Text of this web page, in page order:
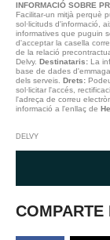
INFORMACIÓ SOBRE
Facilitar-un mitjà perquè
sol·licituds d'informació,
informatives que puguin
d'acceptar la casella
de la relació
Delvy. Destinataris: La
base de dades
dels serveis. Drets:
sol·licitar l'accés,
l'adreça de correu
informació a l'enllaç de
DELVY
COMPARTE